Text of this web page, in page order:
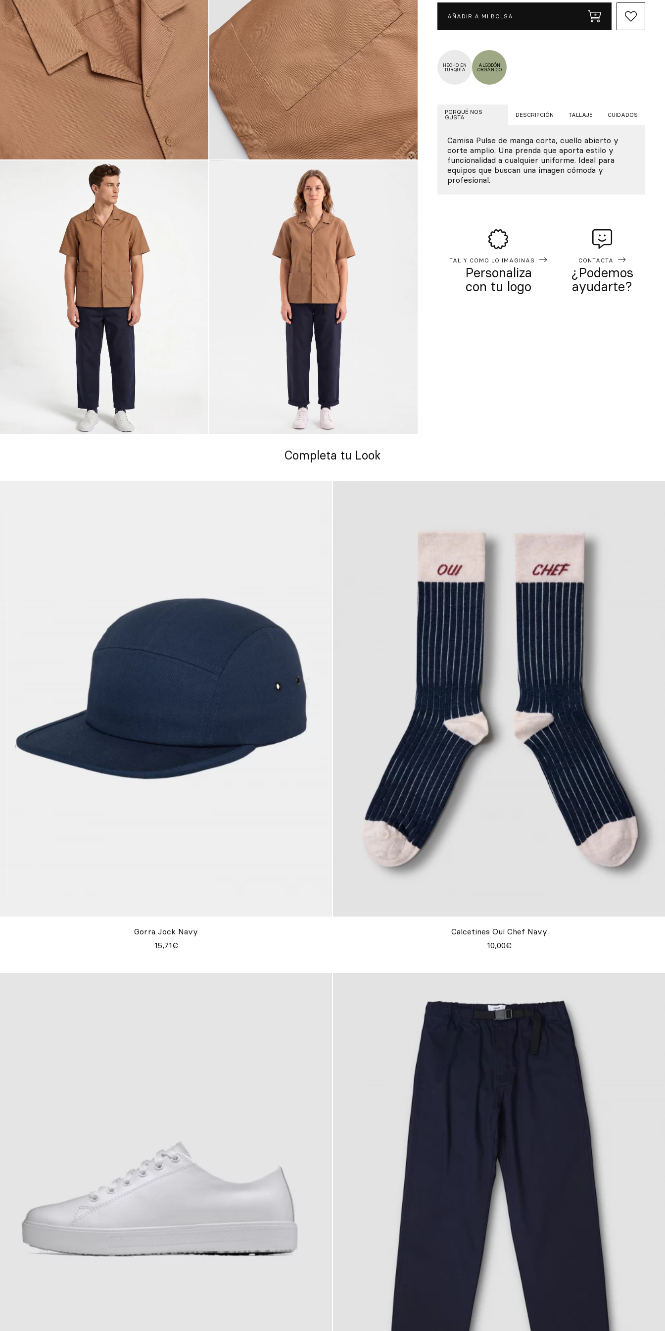
AÑADIR A MI BOLSA
HECHO EN
TURQUÍA
ALGODÓN
ORGÁNICO
PORQUÉ NOS
GUSTA DESCRIPCIÓN TALLAJE CUIDADOS
Camisa Pulse de manga corta, cuello abierto y
corte amplio. Una prenda que aporta estilo y
funcionalidad a cualquier uniforme. Ideal para
equipos que buscan una imagen cómoda y
profesional.
TAL Y COMO LO IMAGINAS
Personaliza
con tu logo
CONTACTA
¿Podemos
ayudarte?
Completa tu Look
Gorra Jock Navy
15,71€
Calcetines Oui Chef Navy
10,00€